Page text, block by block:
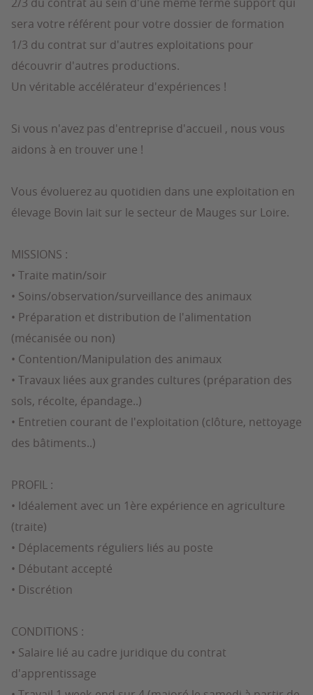
sera votre référent pour votre dossier de formation
1/3 du contrat sur d'autres exploitations pour
découvrir d'autres productions.
Un véritable accélérateur d'expériences !
Si vous n'avez pas d'entreprise d'accueil , nous vous
aidons à en trouver une !
Vous évoluerez au quotidien dans une exploitation en
élevage Bovin lait sur le secteur de Mauges sur Loire.
MISSIONS :
• Traite matin/soir
• Soins/observation/surveillance des animaux
• Préparation et distribution de l'alimentation
(mécanisée ou non)
• Contention/Manipulation des animaux
• Travaux liées aux grandes cultures (préparation des
sols, récolte, épandage..)
• Entretien courant de l'exploitation (clôture, nettoyage
des bâtiments..)
PROFIL :
• Idéalement avec un 1ère expérience en agriculture
(traite)
• Déplacements réguliers liés au poste
• Débutant accepté
• Discrétion
CONDITIONS :
• Salaire lié au cadre juridique du contrat
d'apprentissage